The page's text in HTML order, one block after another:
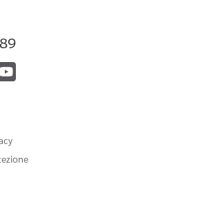
dell'organizzazione dalla pagina
visualizzazione. Marketplace presenta i